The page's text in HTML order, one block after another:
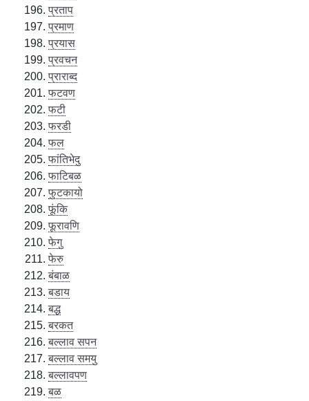
प्रताप
प्रमाण
प्रयास
प्रवचन
प्राराब्द
फटवण
फटी
फरडी
फल
फांतिभेदु
फाटिबळ
फुटकायो
फूंकि
फूरावणि
फेगु
फेरु
बंबाळ
बडाय
बद्ध
बरकत
बल्लाव सपन
बल्लाव समयु
बल्लावपण
बळ